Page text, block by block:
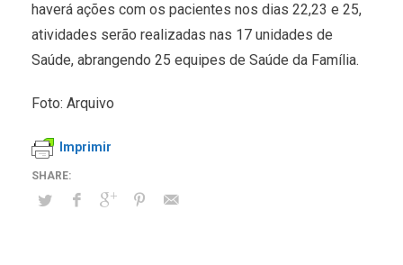
haverá ações com os pacientes nos dias 22,23 e 25,
atividades serão realizadas nas 17 unidades de
Saúde, abrangendo 25 equipes de Saúde da Família.
Foto: Arquivo
Imprimir